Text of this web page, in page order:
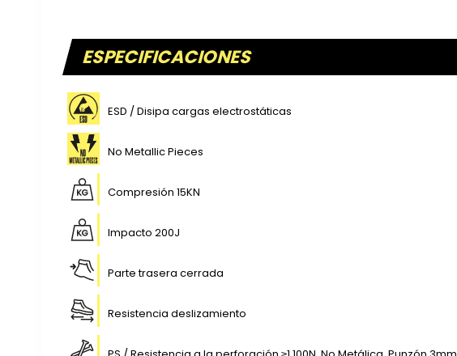
ESPECIFICACIONES
ESD / Disipa cargas electrostáticas
No Metallic Pieces
Compresión 15KN
Impacto 200J
Parte trasera cerrada
Resistencia deslizamiento